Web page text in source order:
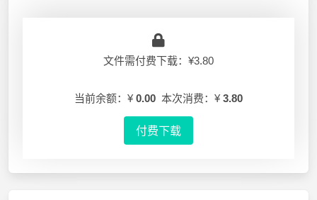
文件需付费下载：¥3.80
当前余额：¥ 0.00 本次消费：¥ 3.80
付费下载